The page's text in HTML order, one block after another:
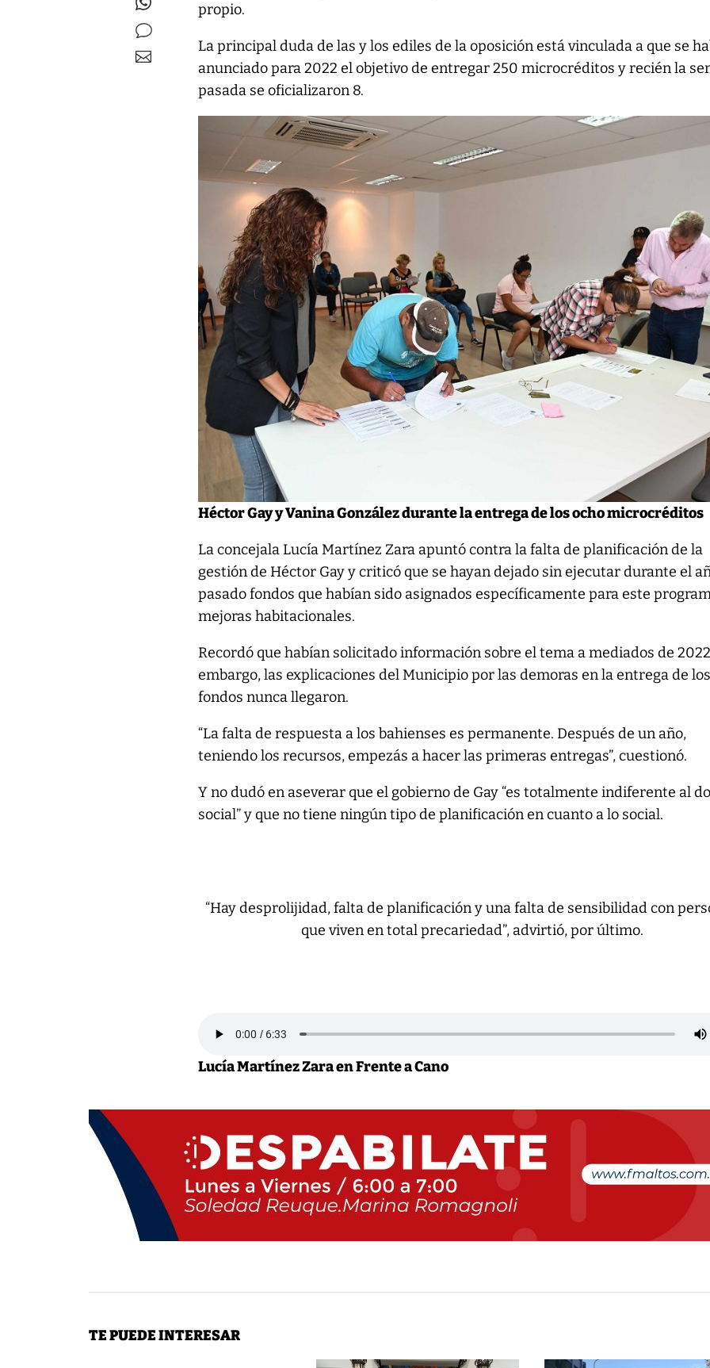
propio.
La principal duda de las y los ediles de la oposición está vinculada a que se
anunciado para 2022 el objetivo de entregar 250 microcréditos y recién la
pasada se oficializaron 8.
Héctor Gay y Vanina González durante la entrega de los ocho microcréditos
La concejala Lucía Martínez Zara apuntó contra la falta de planificación de la
gestión de Héctor Gay y criticó que se hayan dejado sin ejecutar durante el
pasado fondos que habían sido asignados específicamente para este
mejoras habitacionales.
Recordó que habían solicitado información sobre el tema a mediados de
embargo, las explicaciones del Municipio por las demoras en la entrega de los
fondos nunca llegaron.
“La falta de respuesta a los bahienses es permanente. Después de un año,
teniendo los recursos, empezás a hacer las primeras entregas”, cuestionó.
Y no dudó en aseverar que el gobierno de Gay “es totalmente indiferente al
social” y que no tiene ningún tipo de planificación en cuanto a lo social.
“Hay desprolijidad, falta de planificación y una falta de sensibilidad con
que viven en total precariedad”, advirtió, por último.
Lucía Martínez Zara en Frente a Cano
TE PUEDE INTERESAR